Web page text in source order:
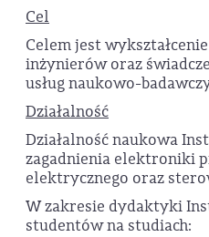
Cel
Celem jest
inżynierów oraz
usług naukowo-
Działalność
Działalność naukowa
zagadnienia elektroniki
elektrycznego oraz
W zakresie dydaktyki
studentów na studiach: